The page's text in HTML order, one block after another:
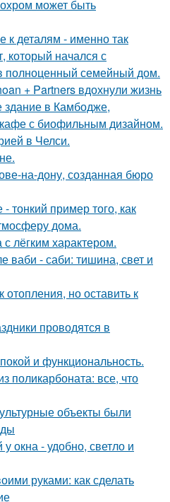
может быть
к деталям - именно так
который начался с
полноценный семейный дом.
+ Partners вдохнули жизнь
здание в Камбодже,
с биофильным дизайном.
в Челси.
на-дону, созданная бюро
тонкий пример того, как
дома.
лёгким характером.
ваби - саби: тишина, свет и
отопления, но оставить к
проводятся в
и функциональность.
поликарбоната: все, что
объекты были
окна - удобно, светло и
руками: как сделать